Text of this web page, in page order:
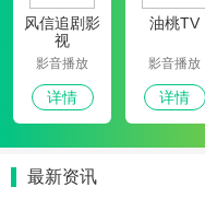
风信追剧影
视
影音播放
详情
油桃TV
影音播放
详情
最新资讯